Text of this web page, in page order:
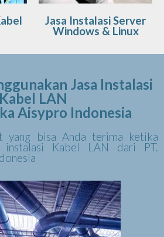
Jasa Instalasi Server
Windows & Linux
Jasa Instalasi
Kabel LAN
Aisypro Indonesia
yang bisa Anda terima ketika
instalasi Kabel LAN dari PT.